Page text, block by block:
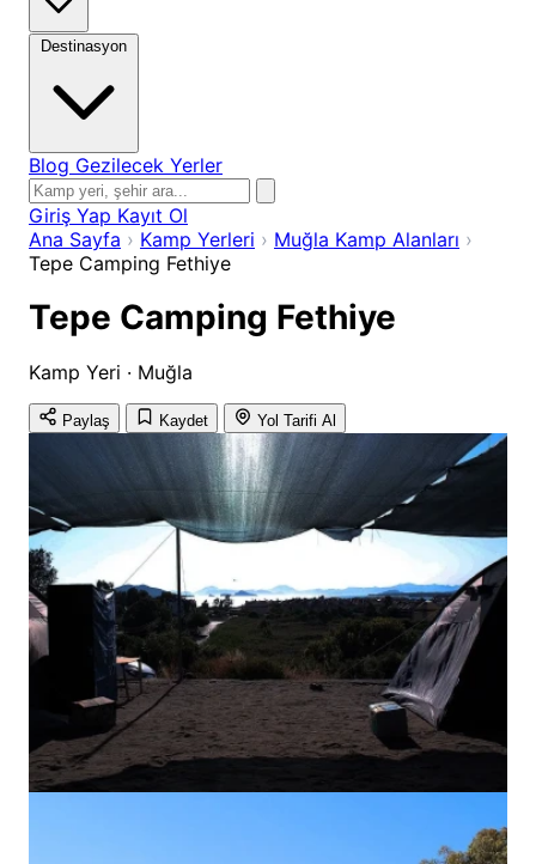
Destinasyon
Blog Gezilecek Yerler
Giriş Yap Kayıt Ol
Ana Sayfa › Kamp Yerleri › Muğla Kamp Alanları ›
Tepe Camping Fethiye
Tepe Camping Fethiye
Kamp Yeri · Muğla
Paylaş Kaydet Yol Tarifi Al